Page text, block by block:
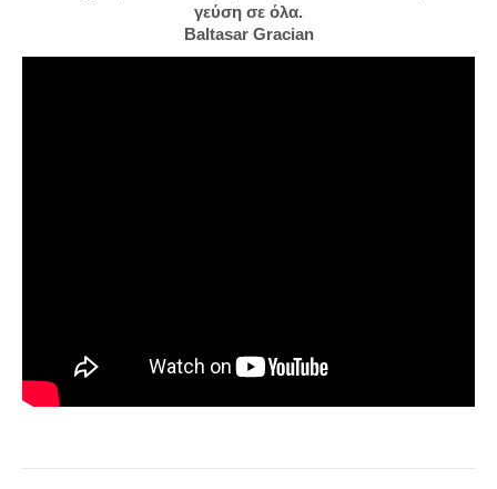
γεύση σε όλα.
Baltasar Gracian